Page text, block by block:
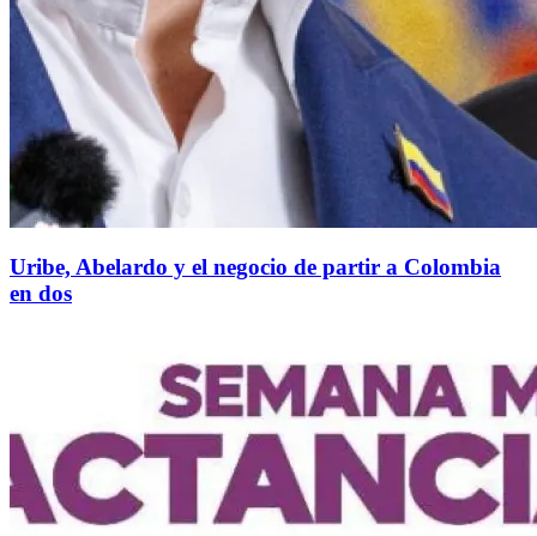
Uribe, Abelardo y el negocio de partir a Colombia
en dos